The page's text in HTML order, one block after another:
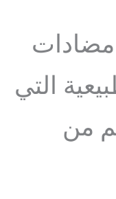
التي
من